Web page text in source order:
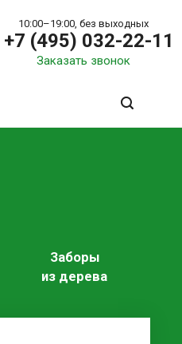
10:00–19:00, без выходных
+7 (495) 032-22-11
Заказать звонок
Заборы
из дерева